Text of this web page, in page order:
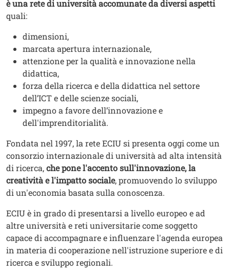
è una rete di università accomunate da diversi aspetti
quali:
dimensioni,
marcata apertura internazionale,
attenzione per la qualità e innovazione nella
didattica,
forza della ricerca e della didattica nel settore
dell’ICT e delle scienze sociali,
impegno a favore dell’innovazione e
dell'imprenditorialità.
Fondata nel 1997, la rete ECIU si presenta oggi come un
consorzio internazionale di università ad alta intensità
di ricerca,che pone l'accento sull'innovazione, la
creatività e l'impatto sociale, promuovendo lo sviluppo
di un'economia basata sulla conoscenza.
ECIU è in grado di presentarsi a livello europeo e ad
altre università e reti universitarie come soggetto
capace di accompagnare e influenzare l'agenda europea
in materia di cooperazione nell'istruzione superiore e di
ricerca e sviluppo regionali.